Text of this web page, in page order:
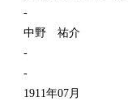
-
中野 祐介
-
-
1911年07月